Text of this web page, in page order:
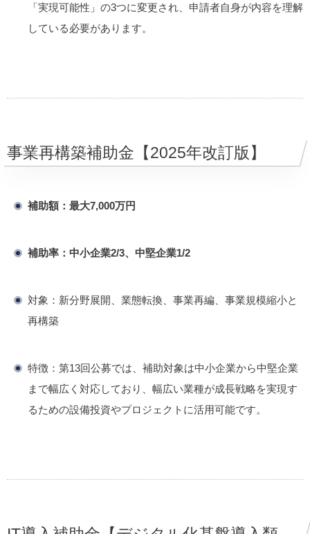
「実現可能性」の3つに変更され、申請者自身が内容を理解
している必要があります。
事業再構築補助金【2025年改訂版】
補助額：最大7,000万円
補助率：中小企業2/3、中堅企業1/2
対象：新分野展開、業態転換、事業再編、事業規模縮小と
再構築
特徴：​ 第13回公募では、補助対象は中小企業から中堅企業
まで幅広く対応しており、幅広い業種が成長戦略を実現す
るための設備投資やプロジェクトに活用可能です。